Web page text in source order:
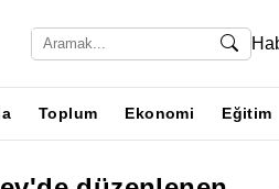
Toplum Ekonomi Eğitim